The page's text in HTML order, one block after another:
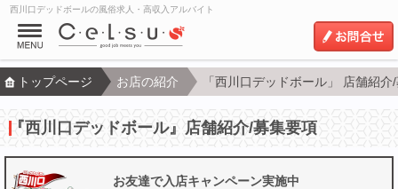
西川口デッドボールの風俗求人・高収入アルバイト
トップページ お店の紹介 「西川口デッドボール」 店舗紹介
『西川口デッドボール』店舗紹介/募集要項
お友達で入店キャンペーン実施中